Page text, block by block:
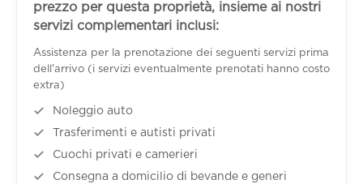
prezzo per questa proprietà, insieme ai nostri
servizi complementari inclusi:
Assistenza per la prenotazione dei seguenti servizi prima
dell'arrivo (i servizi eventualmente prenotati hanno costo
extra)
Noleggio auto
Trasferimenti e autisti privati
Cuochi privati e camerieri
Consegna a domicilio di bevande e generi